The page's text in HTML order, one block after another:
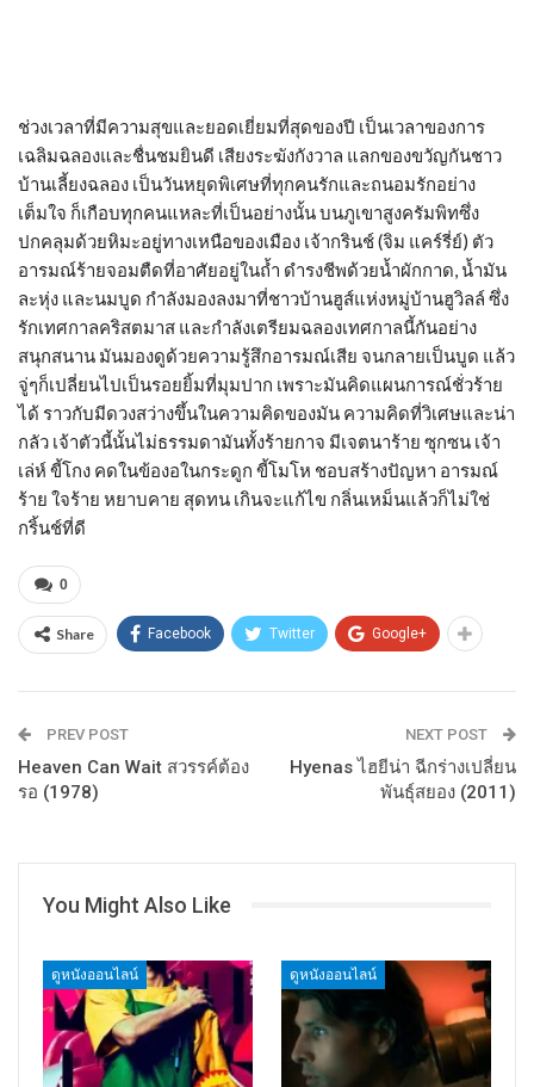
ช่วงเวลาที่มีความสุขและยอดเยี่ยมที่สุดของปี เป็นเวลาของการ
เฉลิมฉลองและชื่นชมยินดี เสียงระฆังกังวาล แลกของขวัญกันชาว
บ้านเลี้ยงฉลอง เป็นวันหยุดพิเศษที่ทุกคนรักและถนอมรักอย่าง
เต็มใจ ก็เกือบทุกคนแหละที่เป็นอย่างนั้น บนภูเขาสูงครัมพิทซึ่ง
ปกคลุมด้วยหิมะอยู่ทางเหนือของเมือง เจ้ากรินช์ (จิม แคร์รี่ย์) ตัว
อารมณ์ร้ายจอมตืดที่อาศัยอยู่ในถ้ำ ดำรงชีพด้วยน้ำผักกาด, น้ำมัน
ละหุ่ง และนมบูด กำลังมองลงมาที่ชาวบ้านฮูส์แห่งหมู่บ้านฮูวิลล์ ซึ่ง
รักเทศกาลคริสตมาส และกำลังเตรียมฉลองเทศกาลนี้กันอย่าง
สนุกสนาน มันมองดูด้วยความรู้สึกอารมณ์เสีย จนกลายเป็นบูด แล้ว
จู่ๆก็เปลี่ยนไปเป็นรอยยิ้มที่มุมปาก เพราะมันคิดแผนการณ์ชั่วร้าย
ได้ ราวกับมีดวงสว่างขึ้นในความคิดของมัน ความคิดที่วิเศษและน่า
กลัว เจ้าตัวนี้นั้นไม่ธรรมดามันทั้งร้ายกาจ มีเจตนาร้าย ซุกซน เจ้า
เล่ห์ ขี้โกง คดในข้องอในกระดูก ขี้โมโห ชอบสร้างปัญหา อารมณ์
ร้าย ใจร้าย หยาบคาย สุดทน เกินจะแก้ไข กลิ่นเหม็นแล้วก็ไม่ใช่
กริ้นช์ที่ดี
0
Share Facebook Twitter Google+
PREV POST
Heaven Can Wait สวรรค์ต้อง
รอ (1978)
NEXT POST
Hyenas ไฮยีน่า ฉีกร่างเปลี่ยน
พันธุ์สยอง (2011)
You Might Also Like
ดูหนังออนไลน์ ดูหนังออนไลน์